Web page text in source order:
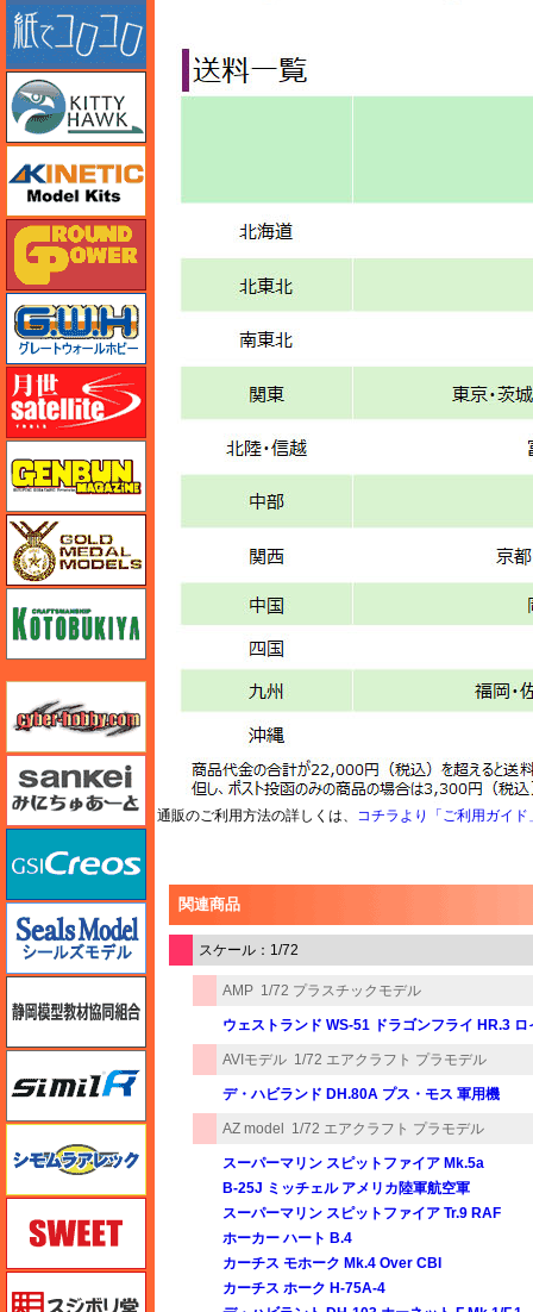
通販のご利用方法の詳しくは、 コチラより「ご利用ガイド
関連商品
スケール：1/72
AMP 1/72 プラスチックモデル
ウェストランド WS-51 ドラゴンフライ HR.3
AVIモデル 1/72 エアクラフト プラモデル
デ・ハビランド DH.80A プス・モス 軍用機
AZ model 1/72 エアクラフト プラモデル
スーパーマリン スピットファイア Mk.5a
B-25J ミッチェル アメリカ陸軍航空軍
スーパーマリン スピットファイア Tr.9 RAF
ホーカー ハート B.4
カーチス モホーク Mk.4 Over CBI
カーチス ホーク H-75A-4
キティホーク
ガリレオ出版 グランドパワー
グレートウォールホビー
ゲンブンマガジン
ゴールドメダルモデルズ
サイバーホビー
さんけい みにちゅあーと
シールズモデル
静岡模型協同組合
シミラー（similR）
シモムラアレック
スイート（SWEET）